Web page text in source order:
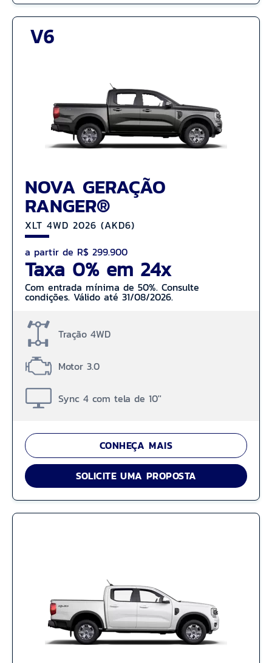
NOVA GERAÇÃO
RANGER®
XLT 4WD 2026 (AKD6)
a partir de R$ 299.900
Taxa 0% em 24x
Com entrada mínima de 50%. Consulte
condições. Válido até 31/08/2026.
Tração 4WD
Motor 3.0
Sync 4 com tela de 10''
CONHEÇA MAIS
SOLICITE UMA PROPOSTA